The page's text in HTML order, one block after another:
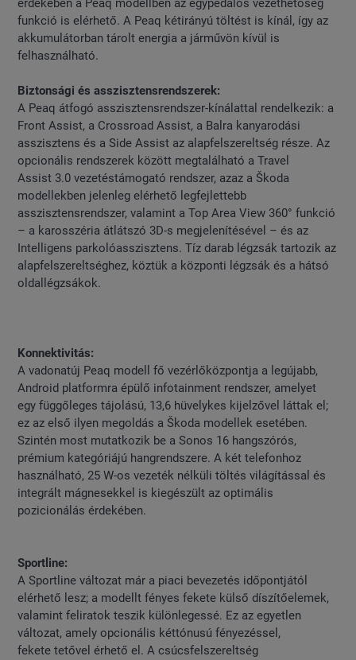
érdekében a Peaq modellben az egypedálos vezethetőség
funkció is elérhető. A Peaq kétirányú töltést is kínál, így az
akkumulátorban tárolt energia a járművön kívül is
felhasználható.
Biztonsági és asszisztensrendszerek:
A Peaq átfogó asszisztensrendszer-kínálattal rendelkezik: a
Front Assist, a Crossroad Assist, a Balra kanyarodási
asszisztens és a Side Assist az alapfelszereltség része. Az
opcionális rendszerek között megtalálható a Travel
Assist 3.0 vezetéstámogató rendszer, azaz a Škoda
modellekben jelenleg elérhető legfejlettebb
asszisztensrendszer, valamint a Top Area View 360° funkció
– a karosszéria átlátszó 3D-s megjelenítésével – és az
Intelligens parkolóasszisztens. Tíz darab légzsák tartozik az
alapfelszereltséghez, köztük a központi légzsák és a hátsó
oldallégzsákok.
Konnektivitás:
A vadonatúj Peaq modell fő vezérlőközpontja a legújabb,
Android platformra épülő infotainment rendszer, amelyet
egy függőleges tájolású, 13,6 hüvelykes kijelzővel láttak el;
ez az első ilyen megoldás a Škoda modellek esetében.
Szintén most mutatkozik be a Sonos 16 hangszórós,
prémium kategóriájú hangrendszere. A két telefonhoz
használható, 25 W-os vezeték nélküli töltés világítással és
integrált mágnesekkel is kiegészült az optimális
pozicionálás érdekében.
Sportline:
A Sportline változat már a piaci bevezetés időpontjától
elérhető lesz; a modellt fényes fekete külső díszítőelemek,
valamint feliratok teszik különlegessé. Ez az egyetlen
változat, amely opcionális kéttónusú fényezéssel,
fekete tetővel érhető el. A csúcsfelszereltség